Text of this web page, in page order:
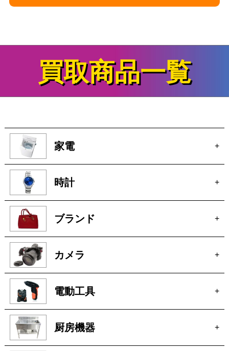
買取商品一覧
家電 +
時計 +
ブランド +
カメラ +
電動工具 +
厨房機器 +